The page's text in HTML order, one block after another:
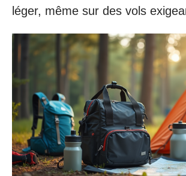
léger, même sur des vols